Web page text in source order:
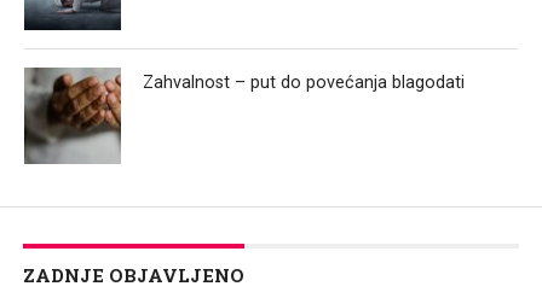
Zahvalnost – put do povećanja blagodati
ZADNJE OBJAVLJENO